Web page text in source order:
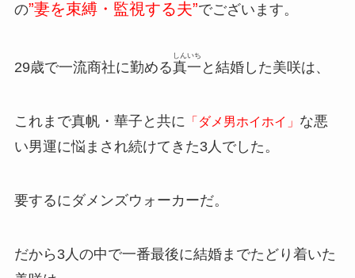
の”妻を束縛・監視する夫”でございます。
29歳で一流商社に勤める真一
しんいち
と結婚した美咲は、
これまで真帆・華子と共に 「ダメ男ホイホイ」 な悪
い男運に悩まされ続けてきた3人でした。
要するにダメンズウォーカーだ。
だから3人の中で一番最後に結婚までたどり着いた